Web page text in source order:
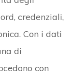
credenziali,
Con i dati
di
con